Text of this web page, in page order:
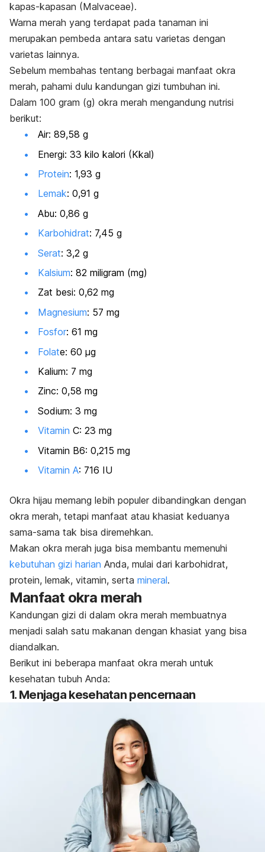
kapas-kapasan (Malvaceae).
Warna merah yang terdapat pada tanaman ini
merupakan pembeda antara satu varietas dengan
varietas lainnya.
Sebelum membahas tentang berbagai manfaat okra
merah, pahami dulu kandungan gizi tumbuhan ini.
Dalam 100 gram (g) okra merah mengandung nutrisi
berikut:
Air: 89,58 g
Energi: 33 kilo kalori (Kkal)
Protein: 1,93 g
Lemak: 0,91 g
Abu: 0,86 g
Karbohidrat: 7,45 g
Serat: 3,2 g
Kalsium: 82 miligram (mg)
Zat besi: 0,62 mg
Magnesium: 57 mg
Fosfor: 61 mg
Folate: 60 µg
Kalium: 7 mg
Zinc: 0,58 mg
Sodium: 3 mg
Vitamin C: 23 mg
Vitamin B6: 0,215 mg
Vitamin A: 716 IU
Okra hijau memang lebih populer dibandingkan dengan
okra merah, tetapi manfaat atau khasiat keduanya
sama-sama tak bisa diremehkan.
Makan okra merah juga bisa membantu memenuhi
kebutuhan gizi harian Anda, mulai dari karbohidrat,
protein, lemak, vitamin, serta mineral.
Manfaat okra merah
Kandungan gizi di dalam okra merah membuatnya
menjadi salah satu makanan dengan khasiat yang bisa
diandalkan.
Berikut ini beberapa manfaat okra merah untuk
kesehatan tubuh Anda:
1. Menjaga kesehatan pencernaan